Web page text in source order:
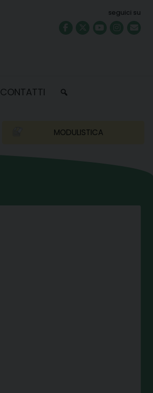
seguici su
CONTATTI
MODULISTICA